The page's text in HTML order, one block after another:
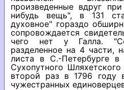
произведенные вдруг
нибудь вещь", в 131
духовное" гораздо
сопровождается
чего нет у Галла.
разделенное на 4 части,
листа в С.-Петербурге в
Сухопутного
второй раз в 1796 году
чужестранных